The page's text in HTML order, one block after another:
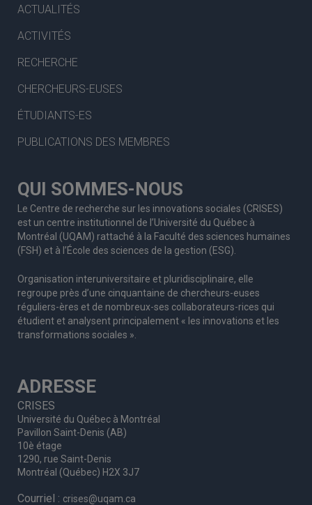
ACTUALITÉS
ACTIVITÉS
RECHERCHE
CHERCHEURS-EUSES
ÉTUDIANTS-ES
PUBLICATIONS DES MEMBRES
QUI SOMMES-NOUS
Le Centre de recherche sur les innovations sociales (CRISES)
est un centre institutionnel de l’Université du Québec à
Montréal (UQAM) rattaché à la Faculté des sciences humaines
(FSH) et à l’École des sciences de la gestion (ESG).
Organisation interuniversitaire et pluridisciplinaire, elle
regroupe près d’une cinquantaine de chercheurs-euses
réguliers-ères et de nombreux-ses collaborateurs-rices qui
étudient et analysent principalement « les innovations et les
transformations sociales ».
ADRESSE
CRISES
Université du Québec à Montréal
Pavillon Saint-Denis (AB)
10è étage
1290, rue Saint-Denis
Montréal (Québec) H2X 3J7
Courriel : crises@uqam.ca